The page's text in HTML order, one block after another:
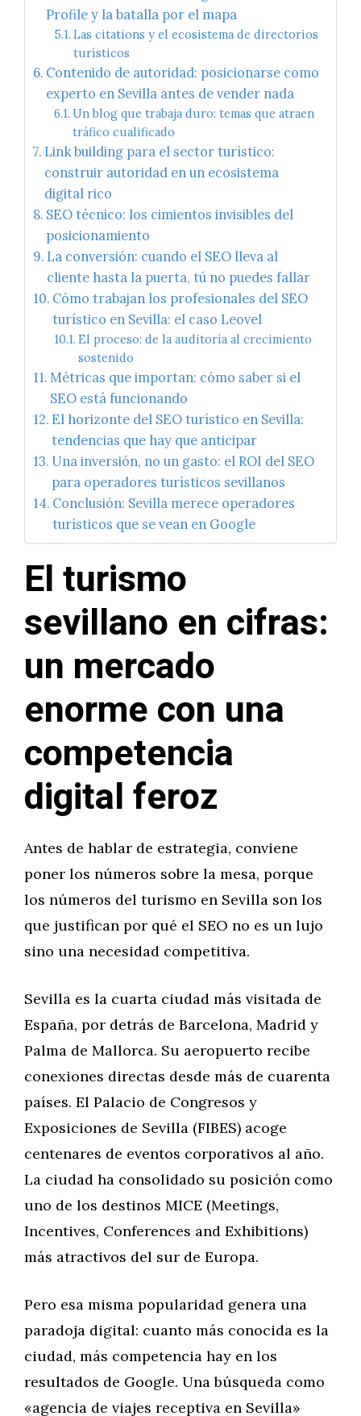
Profile y la batalla por el mapa
Las citations y el ecosistema de directorios
turísticos
Contenido de autoridad: posicionarse como
experto en Sevilla antes de vender nada
Un blog que trabaja duro: temas que atraen
tráfico cualificado
Link building para el sector turístico:
construir autoridad en un ecosistema
digital rico
SEO técnico: los cimientos invisibles del
posicionamiento
La conversión: cuando el SEO lleva al
cliente hasta la puerta, tú no puedes fallar
Cómo trabajan los profesionales del SEO
turístico en Sevilla: el caso Leovel
El proceso: de la auditoría al crecimiento
sostenido
Métricas que importan: cómo saber si el
SEO está funcionando
El horizonte del SEO turístico en Sevilla:
tendencias que hay que anticipar
Una inversión, no un gasto: el ROI del SEO
para operadores turísticos sevillanos
Conclusión: Sevilla merece operadores
turísticos que se vean en Google
El turismo
sevillano en cifras:
un mercado
enorme con una
competencia
digital feroz
Antes de hablar de estrategia, conviene
poner los números sobre la mesa, porque
los números del turismo en Sevilla son los
que justifican por qué el SEO no es un lujo
sino una necesidad competitiva.
Sevilla es la cuarta ciudad más visitada de
España, por detrás de Barcelona, Madrid y
Palma de Mallorca. Su aeropuerto recibe
conexiones directas desde más de cuarenta
países. El Palacio de Congresos y
Exposiciones de Sevilla (FIBES) acoge
centenares de eventos corporativos al año.
La ciudad ha consolidado su posición como
uno de los destinos MICE (Meetings,
Incentives, Conferences and Exhibitions)
más atractivos del sur de Europa.
Pero esa misma popularidad genera una
paradoja digital: cuanto más conocida es la
ciudad, más competencia hay en los
resultados de Google. Una búsqueda como
«agencia de viajes receptiva en Sevilla»